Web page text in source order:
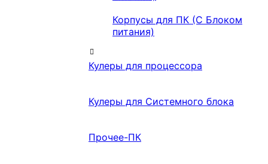
Корпусы для ПК (С Блоком
питания)
Кулеры для процессора
Кулеры для Системного блока
Прочее-ПК